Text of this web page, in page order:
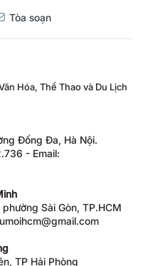
Tòa soạn
Hóa, Thể Thao và Du Lịch
Đống Đa, Hà Nội.
- Email:
Sài Gòn, TP.HCM
TP Hải Phòng